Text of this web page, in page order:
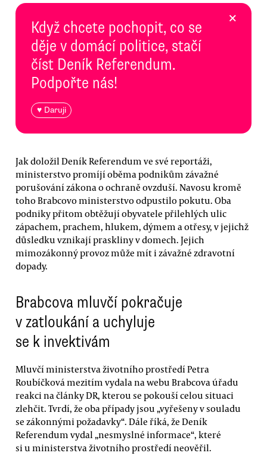
Když chcete pochopit, co se
děje v domácí politice, stačí
číst Deník Referendum.
Podpořte nás!
♥ Daruji
×
Jak doložil Deník Referendum ve své reportáži,
ministerstvo promíjí oběma podnikům závažné
porušování zákona o ochraně ovzduší. Navosu kromě
toho Brabcovo ministerstvo odpustilo pokutu. Oba
podniky přitom obtěžují obyvatele přilehlých ulic
zápachem, prachem, hlukem, dýmem a otřesy, v jejichž
důsledku vznikají praskliny v domech. Jejich
mimozákonný provoz může mít i závažné zdravotní
dopady.
Brabcova mluvčí pokračuje
v zatloukání a uchyluje
se k invektivám
Mluvčí ministerstva životního prostředí Petra
Roubíčková mezitím vydala na webu Brabcova úřadu
reakci na články DR, kterou se pokouší celou situaci
zlehčit. Tvrdí, že oba případy jsou „vyřešeny v souladu
se zákonnými požadavky“. Dále říká, že Deník
Referendum vydal „nesmyslné informace“, které
si u ministerstva životního prostředí neověřil.